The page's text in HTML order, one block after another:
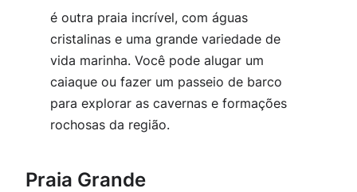
é outra praia incrível, com águas
cristalinas e uma grande variedade de
vida marinha. Você pode alugar um
caiaque ou fazer um passeio de barco
para explorar as cavernas e formações
rochosas da região.
Praia Grande